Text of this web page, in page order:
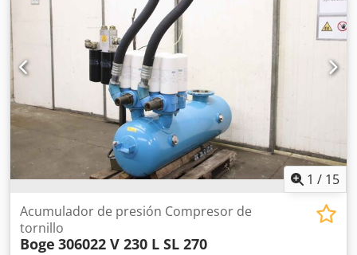
1 / 15
Acumulador de presión Compresor de
tornillo
Boge 306022 V 230 L SL 270